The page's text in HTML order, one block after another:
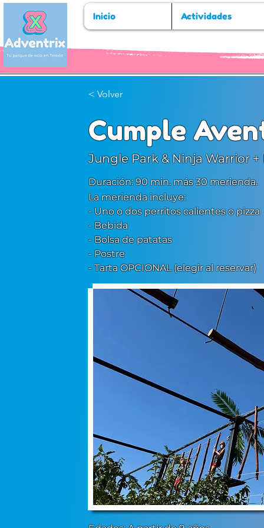
Inicio Actividades
< Volver
Cumple
​Jungle Park & Ninja Warrior
Duración: 90 min. más 30 merienda.
La merienda incluye:
- Uno o dos perritos calientes o pizza
- Bebida
- Bolsa de patatas
- Postre
- Tarta OPCIONAL (elegir al reservar)